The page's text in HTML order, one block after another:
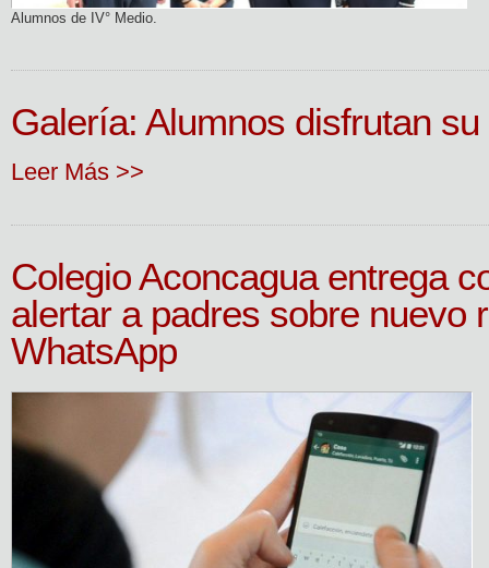
Alumnos de IV° Medio.
Galería: Alumnos disfrutan
Leer Más >>
Colegio Aconcagua entrega
alertar a padres sobre nuevo
WhatsApp